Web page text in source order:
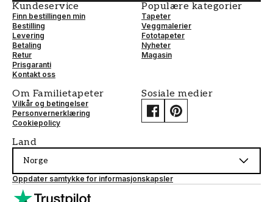
Kundeservice
Finn bestillingen min
Bestilling
Levering
Betaling
Retur
Prisgaranti
Kontakt oss
Populære kategorier
Tapeter
Veggmalerier
Fototapeter
Nyheter
Magasin
Om Familietapeter
Vilkår og betingelser
Personvernerklæring
Cookiepolicy
Sosiale medier
Land
Norge
Oppdater samtykke for informasjonskapsler